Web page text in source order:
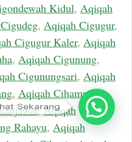
Kidul, Aqiqah
, Aqiqah Cigugur,
Cigugur Kaler, Aqiqah
, Aqiqah Cigunung,
Cigunungsari, Aqiqah
, Aqiqah Cihampelas,
,Aqiqah
Rahayu, Aqiqah
Sekarang